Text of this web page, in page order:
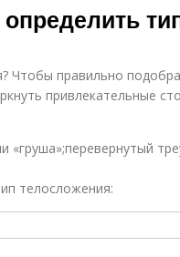
Чтобы правильно
привлекательные
«груша»;перевернутый
телосложения: